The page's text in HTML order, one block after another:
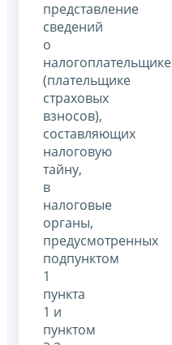
представление
сведений
о
налогоплательщике
(плательщике
страховых
взносов),
составляющих
налоговую
тайну,
в
налоговые
органы,
предусмотренных
подпунктом
1
пункта
1 и
пунктом